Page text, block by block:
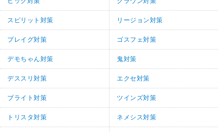
スピリット対策 リージョン対策
プレイグ対策 ゴスフェ対策
デモちゃん対策 鬼対策
デススリ対策 エクセ対策
ブライト対策 ツインズ対策
トリスタ対策 ネメシス対策